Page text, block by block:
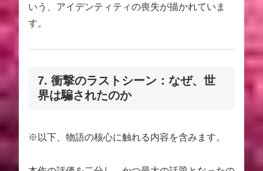
いう、アイデンティティの喪失が描かれていま
す。
7. 衝撃のラストシーン：なぜ、世
界は騙されたのか
※以下、物語の核心に触れる内容を含みます。